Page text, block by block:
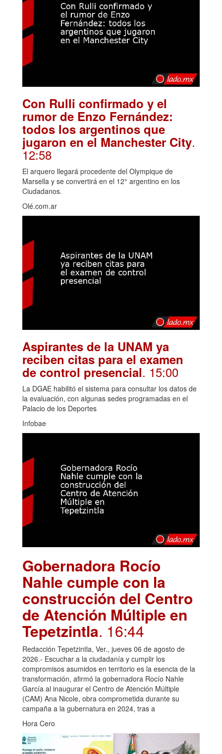
Con Rulli confirmado y el
rumor de Enzo Fernández:
todos los argentinos que
jugaron en el Manchester City.
12:58
El arquero llegará procedente del Olympique de
Marsella y se convertirá en el 12° argentino en los
Ciudadanos.
Olé.com.ar
Aspirantes de la UNAM ya
reciben citas para el examen
de control presencial. 15:00
La DGAE habilitó el sistema para consultar los datos de
la evaluación, con algunas sedes programadas en el
Palacio de los Deportes
Infobae
Gobernadora Rocío
Nahle cumple con la
construcción del Centro
de Atención Múltiple en
Tepetzintla. 16:44
Redacción Tepetzintla, Ver., jueves 06 de agosto de
2026.- Escuchar a la ciudadanía y cumplir los
compromisos asumidos en territorio es la esencia de la
transformación, afirmó la gobernadora Rocío Nahle
García al inaugurar el Centro de Atención Múltiple
(CAM) Ana Nicole, obra comprometida durante su
campaña a la gubernatura en 2024, tras a
Hora Cero